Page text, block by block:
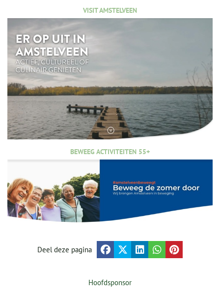
VISIT AMSTELVEEN
BEWEEG ACTIVITEITEN 55+
Deel deze pagina
Hoofdsponsor